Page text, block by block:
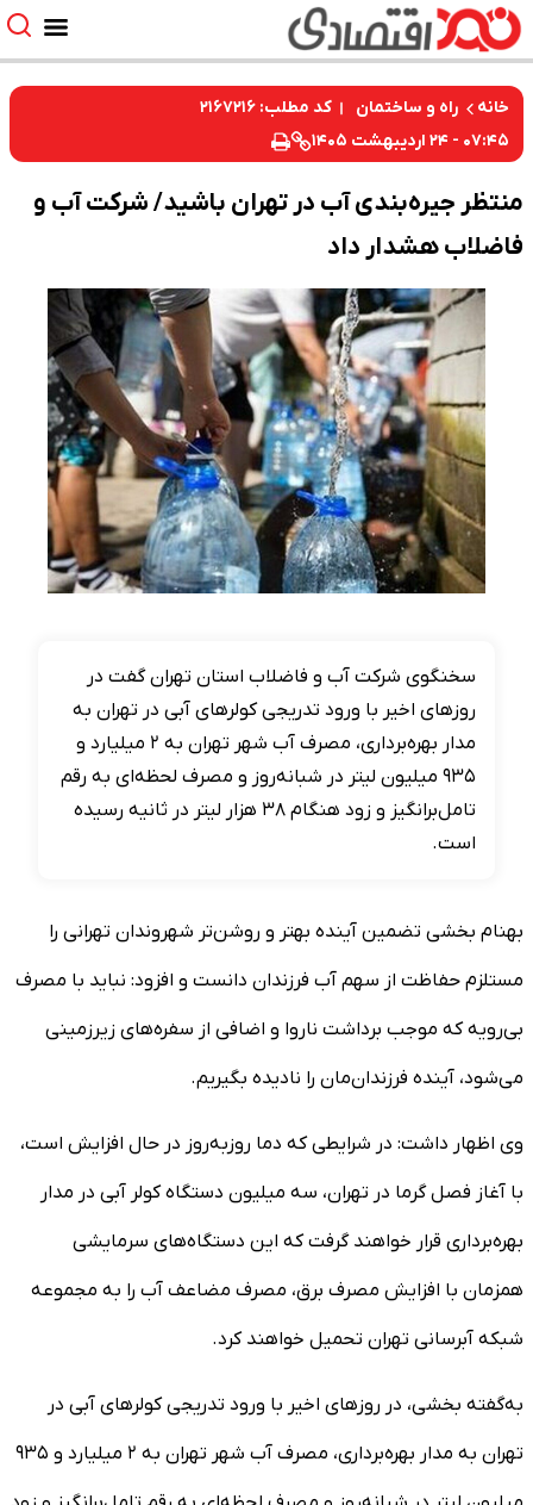
خانه راه و ساختمان
کد مطلب: ۲۱۶۷۲۱۶
۰۷:۴۵ - ۲۴ اردیبهشت ۱۴۰۵
منتظر جیره‌بندی آب در تهران باشید/ شرکت آب و
فاضلاب هشدار داد
سخنگوی شرکت آب و فاضلاب استان تهران گفت در
روز‌های اخیر با ورود تدریجی کولر‌های آبی در تهران به
مدار بهره‌برداری، مصرف آب شهر تهران به ۲ میلیارد و
۹۳۵ میلیون لیتر در شبانه‌روز و مصرف لحظه‌ای به رقم
تامل‌برانگیز و زود هنگام ۳۸ هزار لیتر در ثانیه رسیده
است.
بهنام بخشی تضمین آینده بهتر و روشن‌تر شهروندان تهرانی را
مستلزم حفاظت از سهم آب فرزندان دانست و افزود: نباید با مصرف
بی‌رویه که موجب برداشت ناروا و اضافی از سفره‌های زیرزمینی
می‌شود، آینده فرزندان‌مان را نادیده بگیریم.
وی اظهار داشت: در شرایطی که دما روزبه‌روز در حال افزایش است،
با آغاز فصل گرما در تهران، سه میلیون دستگاه کولر آبی در مدار
بهره‌برداری قرار خواهند گرفت که این دستگاه‌های سرمایشی
همزمان با افزایش مصرف برق، مصرف مضاعف آب را به مجموعه
شبکه آبرسانی تهران تحمیل خواهند کرد.
به‌گفته بخشی، در روز‌های اخیر با ورود تدریجی کولر‌های آبی در
تهران به مدار بهره‌برداری، مصرف آب شهر تهران به ۲ میلیارد و ۹۳۵